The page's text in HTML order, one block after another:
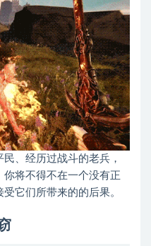
、经历过战斗的老兵，
将不得不在一个没有正
它们所带来的的后果。